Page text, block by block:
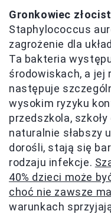
Gronkowiec
Staphylococcus
zagrożenie dla
Ta bakteria
środowiskach, a jej
następuje
wysokim ryzyku
przedszkola,
naturalnie słabszy
dorośli, stają się
rodzaju infekcje.
40% dzieci może
choć nie zawsze
warunkach